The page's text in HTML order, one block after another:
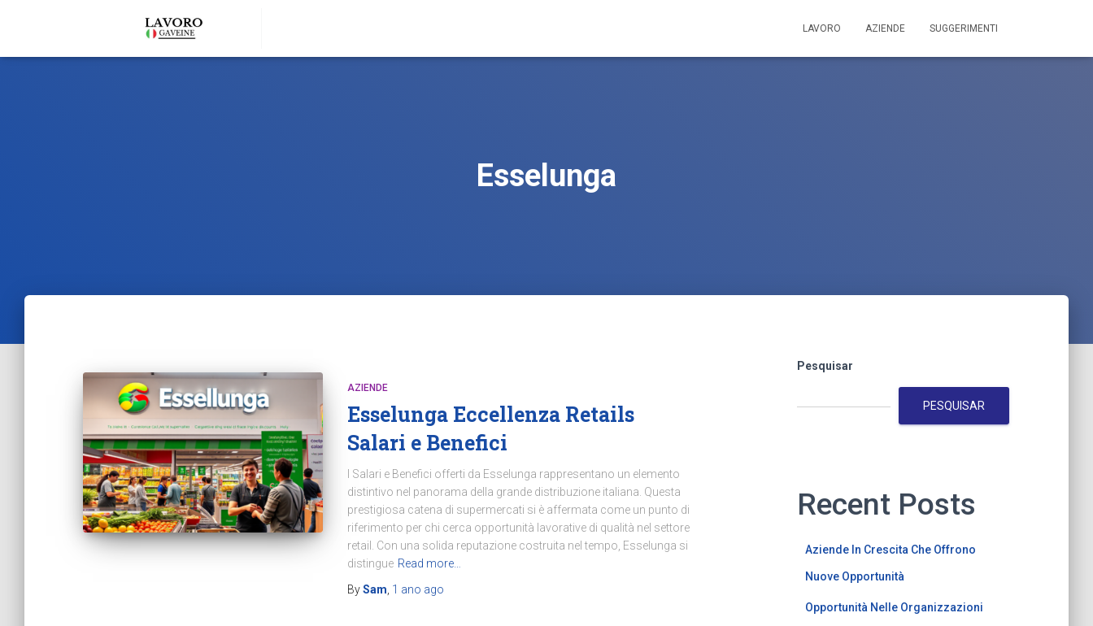
LAVORO AZIENDE SUGGERIMENTI
Esselunga
AZIENDE
Esselunga Eccellenza Retails
Salari e Benefici
I Salari e Benefici offerti da Esselunga rappresentano un elemento
distintivo nel panorama della grande distribuzione italiana. Questa
prestigiosa catena di supermercati si è affermata come un punto di
riferimento per chi cerca opportunità lavorative di qualità nel settore
retail. Con una solida reputazione costruita nel tempo, Esselunga si
distingue Read more…
BySam 1 ano ago
Pesquisar
PESQUISAR
Recent Posts
Aziende In Crescita Che Offrono
Nuove Opportunità
Opportunità Nelle Organizzazioni